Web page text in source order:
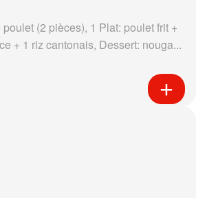
(2 pièces), 1 Plat: poulet frit +
+ 1 riz cantonais, Dessert: nouga...